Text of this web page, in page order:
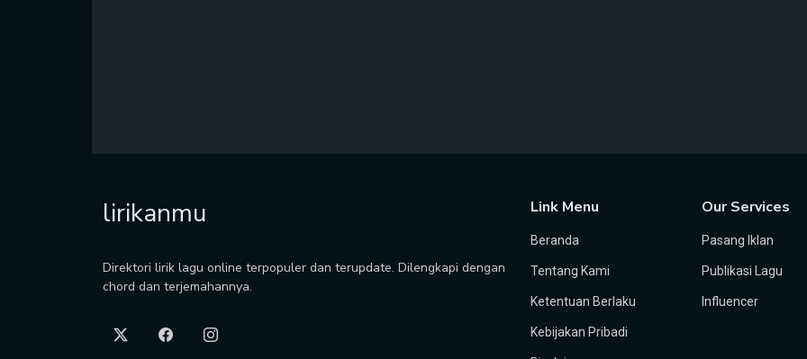
lirikanmu
Direktori lirik lagu online terpopuler dan terupdate. Dilengkapi dengan
chord dan terjemahannya.
Link Menu
Beranda
Tentang Kami
Ketentuan Berlaku
Kebijakan Pribadi
Our Services
Pasang Iklan
Publikasi Lagu
Influencer